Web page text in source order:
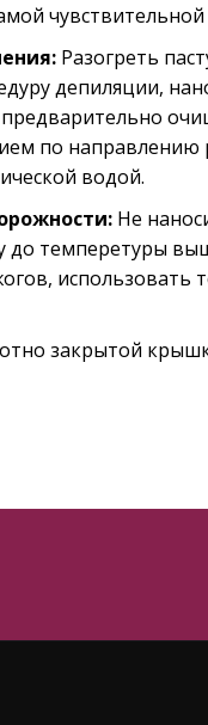
Разогреть
депиляции,
предварительно
по направлению
водой.
Не
до темперетуры
использовать
закрытой